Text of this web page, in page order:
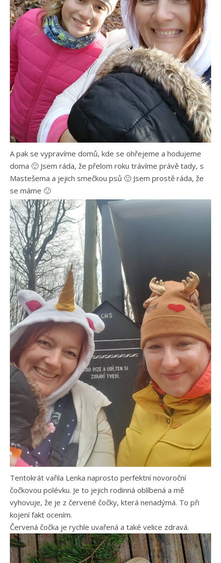
A pak se vypravíme domů, kde se ohřejeme a hodujeme
doma 🙂 Jsem ráda, že přelom roku trávíme právě tady, s
Mastešema a jejich smečkou psů 🙂 Jsem prostě ráda, že
se máme 🙂
Tentokrát vařila Lenka naprosto perfektní novoroční
čočkovou polévku. Je to jejich rodinná oblíbená a mě
vyhovuje, že je z červené čočky, která nenadýmá. To při
kojení fakt ocením.
Červená čočka je rychle uvařená a také velice zdravá.